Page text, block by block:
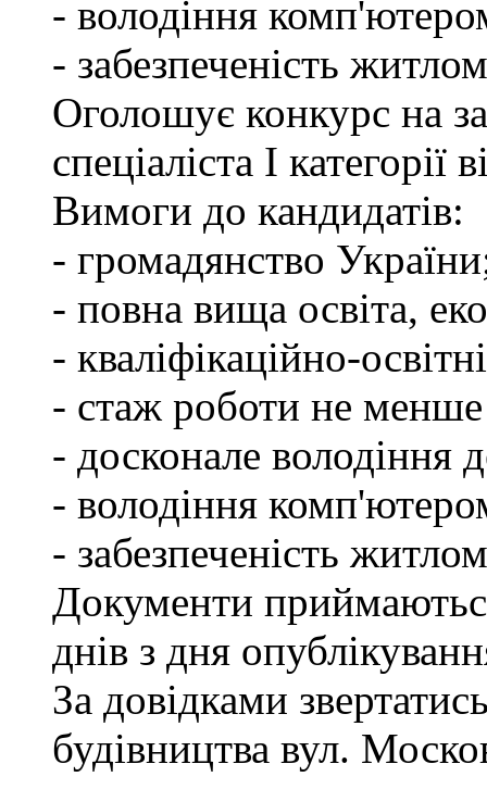
- володіння
- забезпеченість
Оголошує конкурс на
спеціаліста І
Вимоги до кандидатів:
- громадянство
- повна вища освіта,
- кваліфікаційно-
- стаж роботи не менше
- досконале
- володіння
- забезпеченість
Документи
днів з дня
За довідками
будівництва вул.